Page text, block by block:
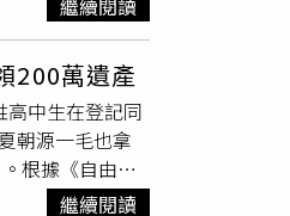
談」這關輕騎過
新北辦事處換
一句句刺得夫
。（圖／周志
的護理人員同
，從台師大華
姨為雇主申請
名梁姓街友再
5千萬元的高
貸款和洗錢人
向警方報案
行全都擠在一
闆李憲璋官司
減刑條例》與
繼續閱讀
200萬遺產
中生在登記同
朝源一毛也拿
根據《自由時
元。當時擔任
繼續閱讀